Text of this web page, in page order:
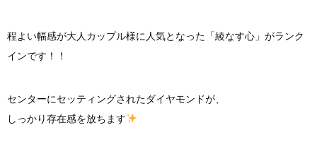
程よい幅感が大人カップル様に人気となった「綾なす心」がランク
インです！！
センターにセッティングされたダイヤモンドが、
しっかり存在感を放ちます